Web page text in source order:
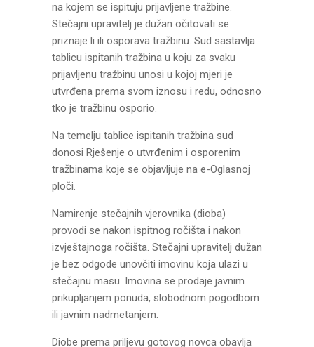
na kojem se ispituju prijavljene tražbine.
Stečajni upravitelj je dužan očitovati se
priznaje li ili osporava tražbinu. Sud sastavlja
tablicu ispitanih tražbina u koju za svaku
prijavljenu tražbinu unosi u kojoj mjeri je
utvrđena prema svom iznosu i redu, odnosno
tko je tražbinu osporio.
Na temelju tablice ispitanih tražbina sud
donosi Rješenje o utvrđenim i osporenim
tražbinama koje se objavljuje na e-Oglasnoj
ploči.
Namirenje stečajnih vjerovnika (dioba)
provodi se nakon ispitnog ročišta i nakon
izvještajnoga ročišta. Stečajni upravitelj dužan
je bez odgode unovčiti imovinu koja ulazi u
stečajnu masu. Imovina se prodaje javnim
prikupljanjem ponuda, slobodnom pogodbom
ili javnim nadmetanjem.
Diobe prema priljevu gotovog novca obavlja